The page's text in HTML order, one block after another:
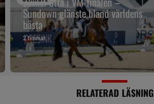
Sundown glänste bland världens
bästa
2 timmar
RELATERAD LÄSNING